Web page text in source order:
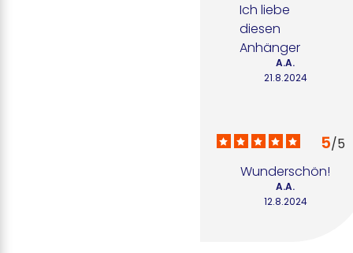
Ich liebe
diesen
Anhänger
21.8.2024
A.A.
5/5
Wunderschön!
12.8.2024
A.A.